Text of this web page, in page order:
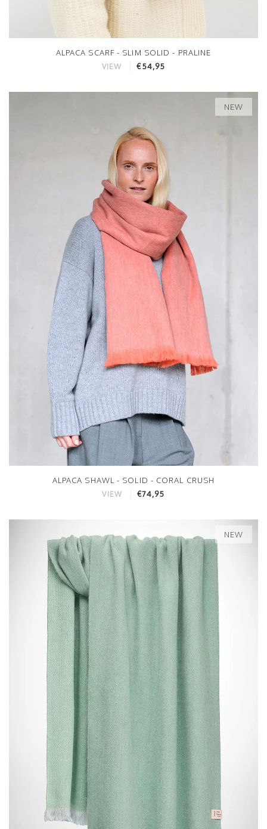
ALPACA SCARF - SLIM SOLID - PRALINE
VIEW €54,95
NEW
ALPACA SHAWL - SOLID - CORAL CRUSH
VIEW €74,95
NEW